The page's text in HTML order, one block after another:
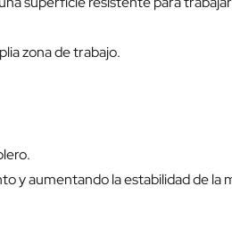
zona de trabajo.
y aumentando la estabilidad de la